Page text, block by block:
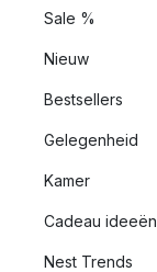
Sale %
Nieuw
Bestsellers
Gelegenheid
Kamer
Cadeau ideeën
Nest Trends